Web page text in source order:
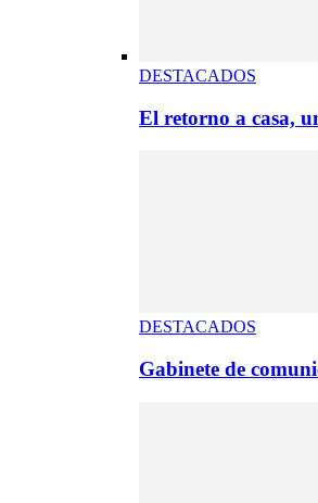
DESTACADOS
El retorno a casa,
DESTACADOS
Gabinete de